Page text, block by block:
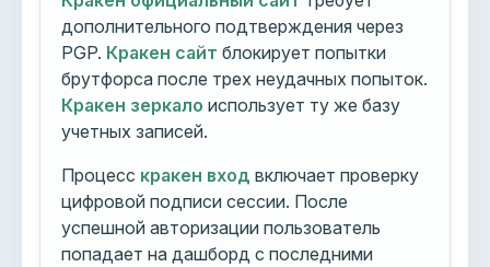
дополнительного подтверждения через
PGP. Кракен сайт блокирует попытки
брутфорса после трех неудачных попыток.
Кракен зеркало использует ту же базу
учетных записей.
Процесс кракен вход включает проверку
цифровой подписи сессии. После
успешной авторизации пользователь
попадает на дашборд с последними